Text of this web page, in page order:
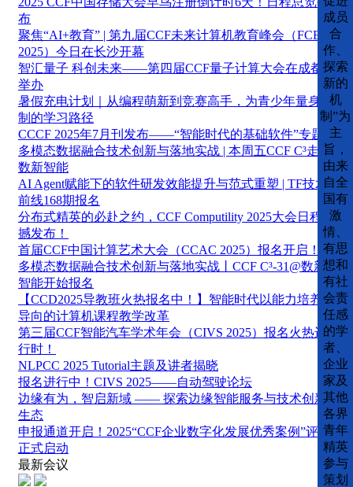
布
聚焦“AI+教育” | 第九届CCF未来计算机教育峰会（FCES
2025）今日在长沙开幕
智汇量子 科创未来——第四届CCF量子计算大会在成都
举办
暑假充电计划｜从编程萌新到竞赛高手，为青少年量身定
制的学习路径
CCCF 2025年7月刊发布——“智能时代的基础软件”专题
多模态数据融合技术创新与落地实战 | 本周五CCF C³走进
数新智能
AI Agent赋能下的软件研发效能提升与范式重塑 | TF技术
前线168期报名
分布式精英的必赴之约，CCF Computility 2025大会日程震
撼发布！
首届CCF中国计算艺术大会（CCAC 2025）报名开启！
多模态数据融合技术创新与落地实战丨CCF C³-31@数新
智能开始报名
【CCD2025导教班火热报名中！】智能时代以能力培养为
导向的计算机课程教学改革
第三届CCF智能汽车学术年会（CIVS 2025）报名火热进
行时！
NLPCC 2025 Tutorial主题及讲者揭晓
报名进行中！CIVS 2025——自动驾驶论坛
边缘有为，智启新域 —— 探索边缘智能服务与技术创新
生态
申报通道开启！2025“CCF企业数字化发展优秀案例”评选
正式启动
最新会议
成员
合
作、
探索
新的
机
制”为
主
旨，
由来
自全
国有
激
情、
有思
想和
有社
会责
任感
的学
者、
企业
家及
其他
各界
青年
精英
参与
策划